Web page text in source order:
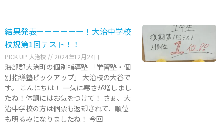
結果発表ーーーーーー！大治中学校
校規第1回テスト！！
PICK UP 大治校 2024年12月24日
海部郡大治町の個別指導塾 「学習塾・個
別指導塾ピックアップ」 大治校の大谷で
す。 こんにちは！ 一気に寒さが増しまし
たね！体調にはお気をつけて！ さぁ、大
治中学校の方は個票も返却されて、順位
も明るみになりましたね！ 今回